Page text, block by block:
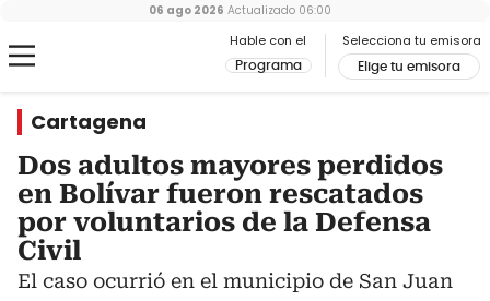
Hable con el
Programa
Selecciona tu emisora
Elige tu emisora
06 ago 2026 Actualizado 06:00
Cartagena
Dos adultos mayores perdidos
en Bolívar fueron rescatados
por voluntarios de la Defensa
Civil
El caso ocurrió en el municipio de San Juan